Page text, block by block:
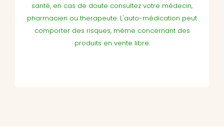
santé, en cas de doute consultez votre médecin,
pharmacien ou therapeute. L'auto-médication peut
comporter des risques, même concernant des
produits en vente libre.